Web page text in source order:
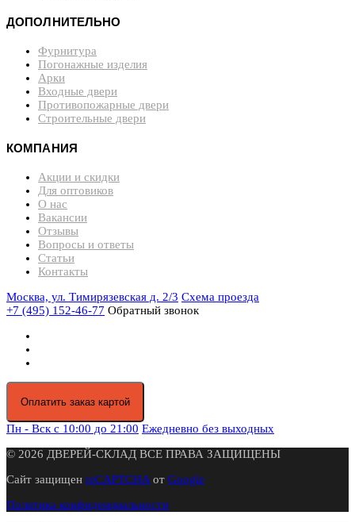
ДОПОЛНИТЕЛЬНО
Фурнитура
Погонажные изделия
Арки
Входные двери
Противопожарные двери
Строительные двери
КОМПАНИЯ
Акции и скидки
Для оптовиков
О нас
Вакансии
Отзывы
Вопросы и ответы
Статьи
Контакты
Москва, ул. Тимирязевская д. 2/3 Схема проезда
+7 (495) 152-46-77 Обратный звонок
Оплатить заказ картой
Пн - Вск с 10:00 до 21:00 Ежедневно без выходных
© 2026 ДВЕРЕЙ-СКЛАД ВСЕ ПРАВА ЗАЩИЩЕНЫ
Сайт защищен reCAPTCHA от Google
Политика конфиденциальности